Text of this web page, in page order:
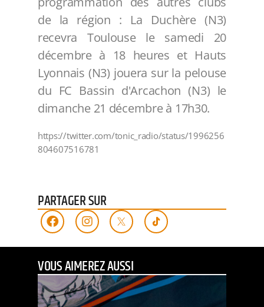
de la région : La Duchère (N3)
recevra Toulouse le samedi 20
décembre à 18 heures et Hauts
Lyonnais (N3) jouera sur la pelouse
du FC Bassin d'Arcachon (N3) le
dimanche 21 décembre à 17h30.
https://twitter.com/tonic_radio/status/1996256
804607516781
PARTAGER SUR
VOUS AIMEREZ AUSSI